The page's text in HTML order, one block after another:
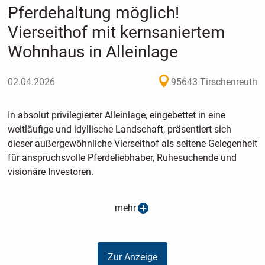
Pferdehaltung möglich!
Vierseithof mit kernsaniertem
Wohnhaus in Alleinlage
02.04.2026 95643 Tirschenreuth
In absolut privilegierter Alleinlage, eingebettet in eine
weitläufige und idyllische Landschaft, präsentiert sich
dieser außergewöhnliche Vierseithof als seltene Gelegenheit
für anspruchsvolle Pferdeliebhaber, Ruhesuchende und
visionäre Investoren.
Auf einem beeindruckenden Grundstück von ca. 12.066 m²
entfaltet sich ein Anwesen, das durch seine Großzügigkeit,
Nutzungsmöglichkeiten überzeugt.
mehr
Zur Anzeige